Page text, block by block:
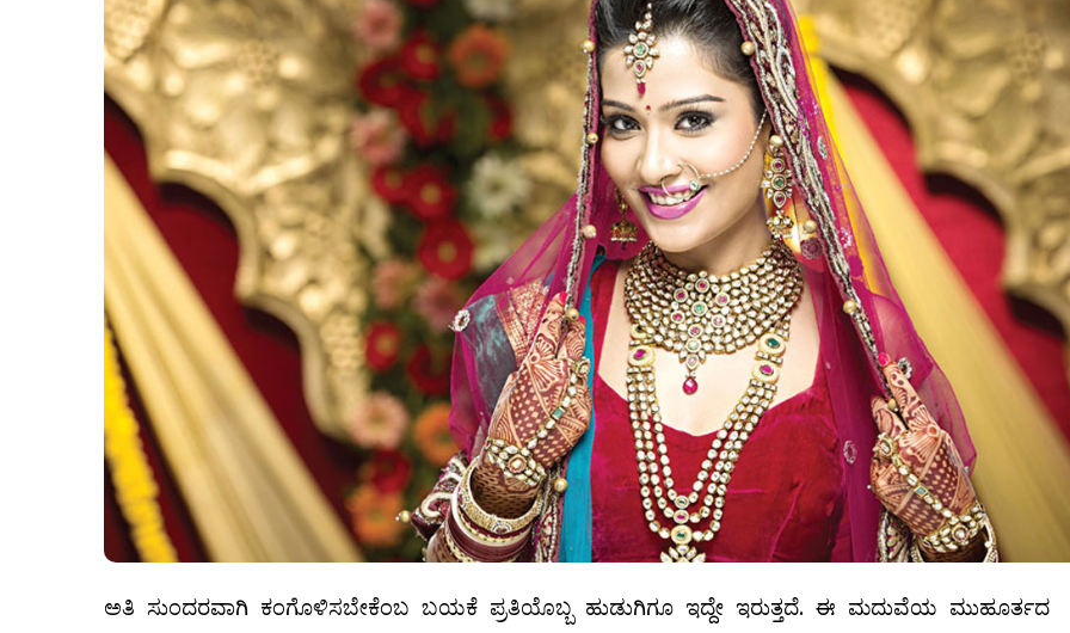
ಅತಿ ಸುಂದರವಾಗಿ ಕಂಗೊಳಿಸಬೇಕೆಂಬ ಬಯಕೆ ಪ್ರತಿಯೊಬ್ಬ ಹುಡುಗಿಗೂ ಇದ್ದೇ ಇರುತ್ತದೆ. ಈ ಮದುವೆಯ ಮುಹೂರ್ತದ